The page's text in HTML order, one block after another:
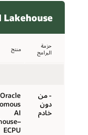
حزمة
البرامج
منتج
- من
دون
خادم
Oracle
AI
ECPU